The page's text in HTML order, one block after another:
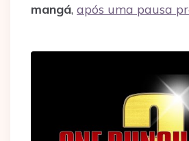
mangá, após uma pausa